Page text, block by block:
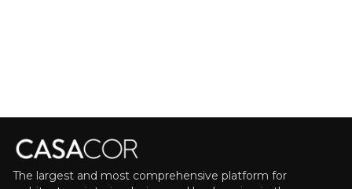
The largest and most comprehensive platform for